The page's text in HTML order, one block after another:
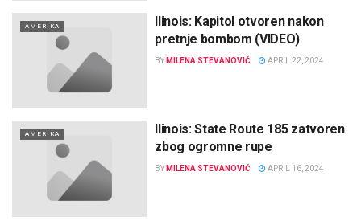
AMERIKA
Ilinois: Kapitol otvoren nakon
pretnje bombom (VIDEO)
BY MILENA STEVANOVIĆ APRIL 22, 2024
AMERIKA
Ilinois: State Route 185 zatvoren
zbog ogromne rupe
BY MILENA STEVANOVIĆ APRIL 16, 2024